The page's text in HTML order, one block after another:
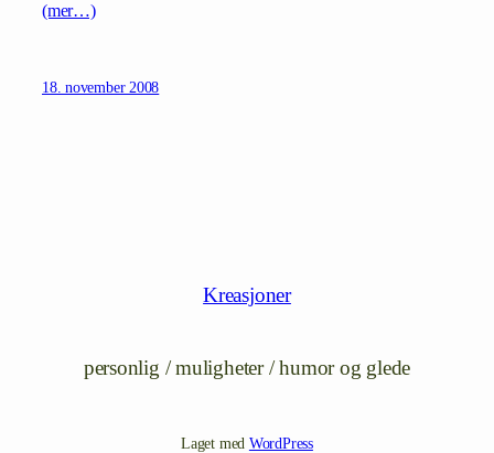
(mer…)
18. november 2008
Kreasjoner
personlig / muligheter / humor og glede
Laget med WordPress